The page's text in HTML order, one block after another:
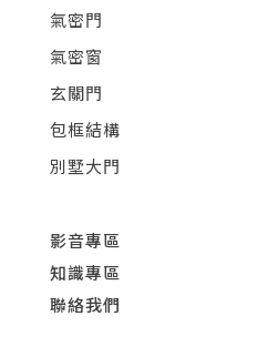
氣密門
氣密窗
玄關門
包框結構
別墅大門
影音專區
知識專區
聯絡我們